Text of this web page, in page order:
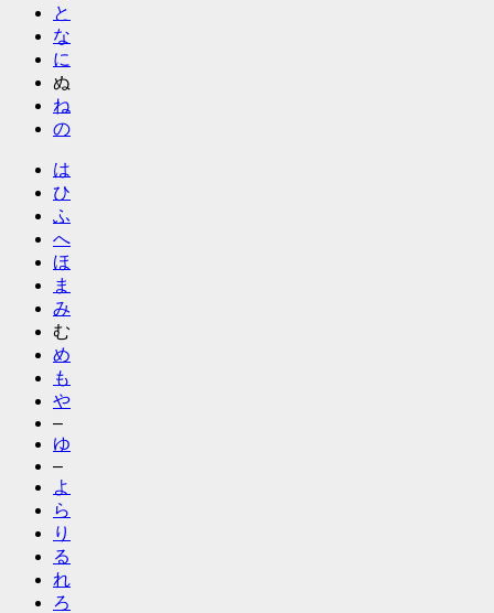
と
な
に
ぬ
ね
の
は
ひ
ふ
へ
ほ
ま
み
む
め
も
や
–
ゆ
–
よ
ら
り
る
れ
ろ